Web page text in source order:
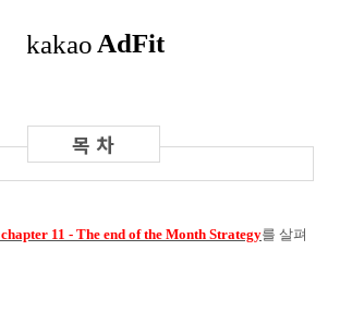
chapter 11 - The end of the Month Strategy를 살펴